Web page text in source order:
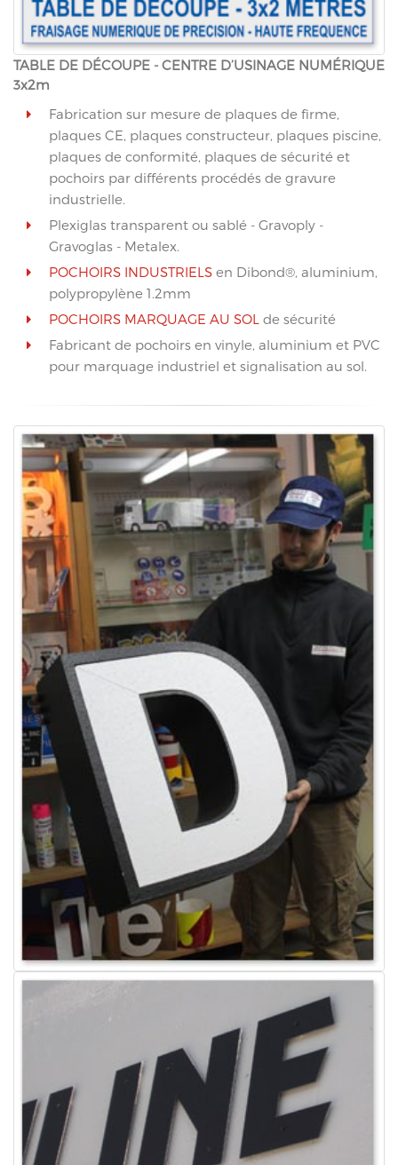
TABLE DE DÉCOUPE - CENTRE D’USINAGE NUMÉRIQUE
3x2m
Fabrication sur mesure de plaques de firme,
plaques CE, plaques constructeur, plaques piscine,
plaques de conformité, plaques de sécurité et
pochoirs par différents procédés de gravure
industrielle.
Plexiglas transparent ou sablé - Gravoply -
Gravoglas - Metalex.
POCHOIRS INDUSTRIELS en Dibond®, aluminium,
polypropylène 1.2mm
POCHOIRS MARQUAGE AU SOL de sécurité
Fabricant de pochoirs en vinyle, aluminium et PVC
pour marquage industriel et signalisation au sol.